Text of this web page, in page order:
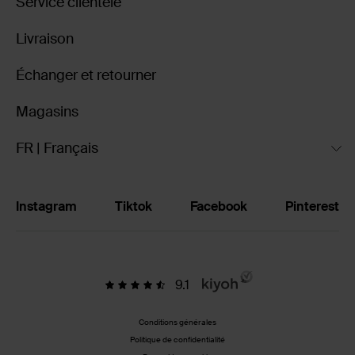
Livraison
Échanger et retourner
Magasins
FR | Français
Instagram Tiktok Facebook Pinterest
9.1
Conditions générales
Politique de confidentialité